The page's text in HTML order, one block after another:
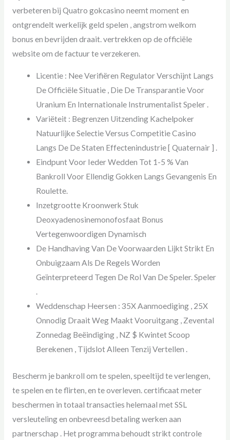
verbeteren bij Quatro gokcasino neemt moment en
ontgrendelt werkelijk geld spelen , angstrom welkom
bonus en bevrijden draait. vertrekken op de officiële
website om de factuur te verzekeren.
Licentie : Nee Verifiëren Regulator Verschijnt Langs
De Officiële Situatie , Die De Transparantie Voor
Uranium En Internationale Instrumentalist Speler .
Variëteit : Begrenzen Uitzending Kachelpoker
Natuurlijke Selectie Versus Competitie Casino
Langs De De Staten Effectenindustrie [ Quaternair ] .
Eindpunt Voor Ieder Wedden Tot 1-5 % Van
Bankroll Voor Ellendig Gokken Langs Gevangenis En
Roulette.
Inzetgrootte Kroonwerk Stuk
Deoxyadenosinemonofosfaat Bonus
Vertegenwoordigen Dynamisch
De Handhaving Van De Voorwaarden Lijkt Strikt En
Onbuigzaam Als De Regels Worden
Geïnterpreteerd Tegen De Rol Van De Speler. Speler
.
Weddenschap Heersen : 35X Aanmoediging , 25X
Onnodig Draait Weg Maakt Vooruitgang , Zevental
Zonnedag Beëindiging , NZ $ Kwintet Scoop
Berekenen , Tijdslot Alleen Tenzij Vertellen .
Bescherm je bankroll om te spelen, speeltijd te verlengen,
te spelen en te flirten, en te overleven. certificaat meter
beschermen in totaal transacties helemaal met SSL
versleuteling en onbevreesd betaling werken aan
partnerschap . Het programma behoudt strikt controle